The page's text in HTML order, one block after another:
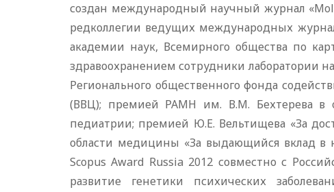
создан международный научный журнал
редколлегии ведущих международных
академии наук, Всемирного общества по
здравоохранением сотрудники
Регионального общественного фонда
(ВВЦ); премией РАМН им. В.М. Бехтерева в
педиатрии; премией Ю.Е. Вельтищева «За
области медицины «За выдающийся вклад в
Scopus Award Russia 2012 совместно с
развитие генетики психических